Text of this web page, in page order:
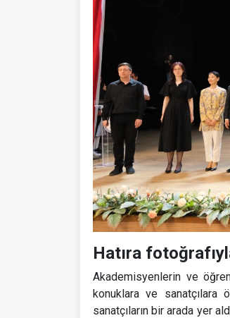
Hatıra
Akademisyenlerin ve
konuklara ve
sanatçıların bir arada yer